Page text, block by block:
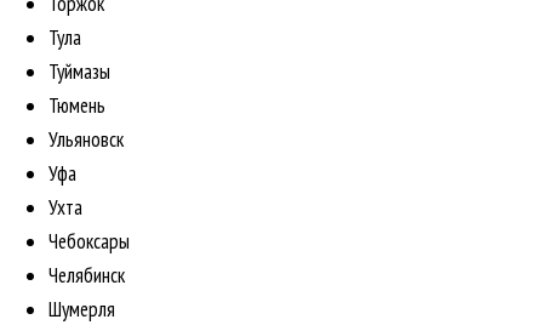
Тула
Туймазы
Тюмень
Ульяновск
Уфа
Ухта
Чебоксары
Челябинск
Шумерля